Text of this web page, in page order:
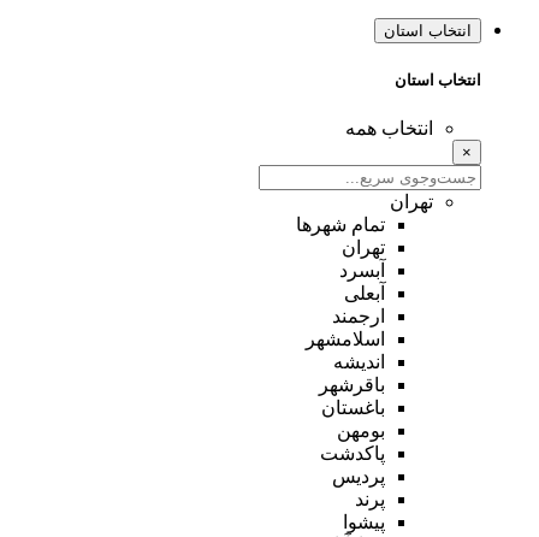
انتخاب استان
انتخاب استان
انتخاب همه
×
تهران
تمام شهر‌ها
تهران
آبسرد
آبعلی
ارجمند
اسلامشهر
اندیشه
باقرشهر
باغستان
بومهن
پاکدشت
پردیس
پرند
پیشوا